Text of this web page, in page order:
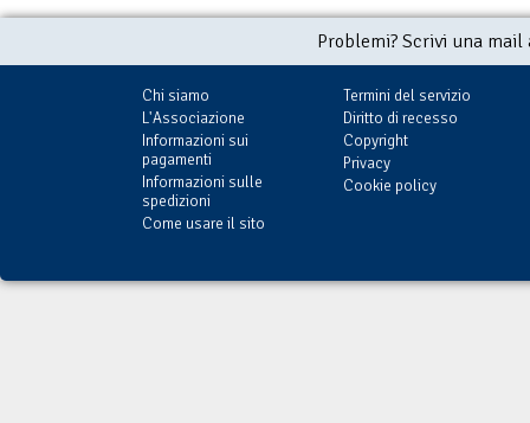
Problemi? Scrivi una
Chi siamo
L'Associazione
Informazioni sui
pagamenti
Informazioni sulle
spedizioni
Come usare il sito
Termini del servizio
Diritto di recesso
Copyright
Privacy
Cookie policy